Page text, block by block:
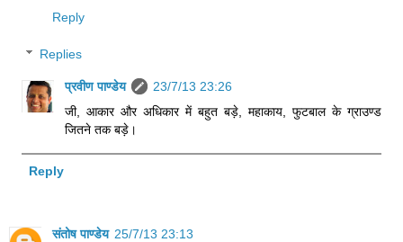
Reply
Replies
प्रवीण पाण्डेय
23/7/13 23:26
जी, आकार और अधिकार में बहुत बड़े, महाकाय, फुटबाल के ग्राउण्ड
जितने तक बड़े।
Reply
संतोष पाण्डेय 25/7/13 23:13